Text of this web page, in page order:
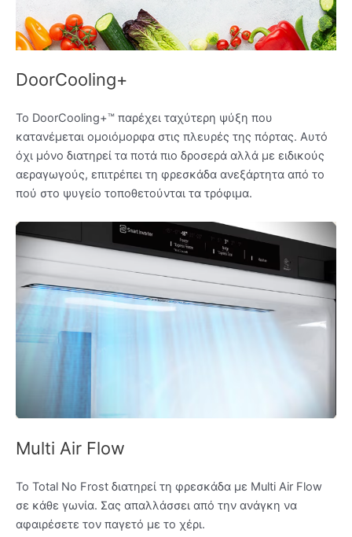
DoorCooling+
Το DoorCooling+™ παρέχει ταχύτερη ψύξη που
κατανέμεται ομοιόμορφα στις πλευρές της πόρτας. Αυτό
όχι μόνο διατηρεί τα ποτά πιο δροσερά αλλά με ειδικούς
αεραγωγούς, επιτρέπει τη φρεσκάδα ανεξάρτητα από το
πού στο ψυγείο τοποθετούνται τα τρόφιμα.
Multi Air Flow
Το Total No Frost διατηρεί τη φρεσκάδα με Multi Air Flow
σε κάθε γωνία. Σας απαλλάσσει από την ανάγκη να
αφαιρέσετε τον παγετό με το χέρι.